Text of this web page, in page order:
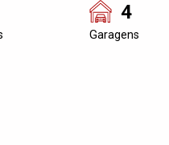
4
Garagens